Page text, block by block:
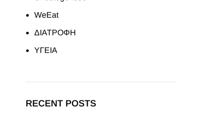
WeEat
ΔΙΑΤΡΟΦΗ
ΥΓΕΙΑ
RECENT POSTS